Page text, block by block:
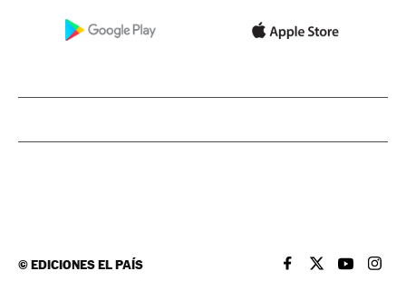
©EDICIONES EL PAÍS EL PAÍS BRASIL EN
EL PAÍSEL PAÍS
EL